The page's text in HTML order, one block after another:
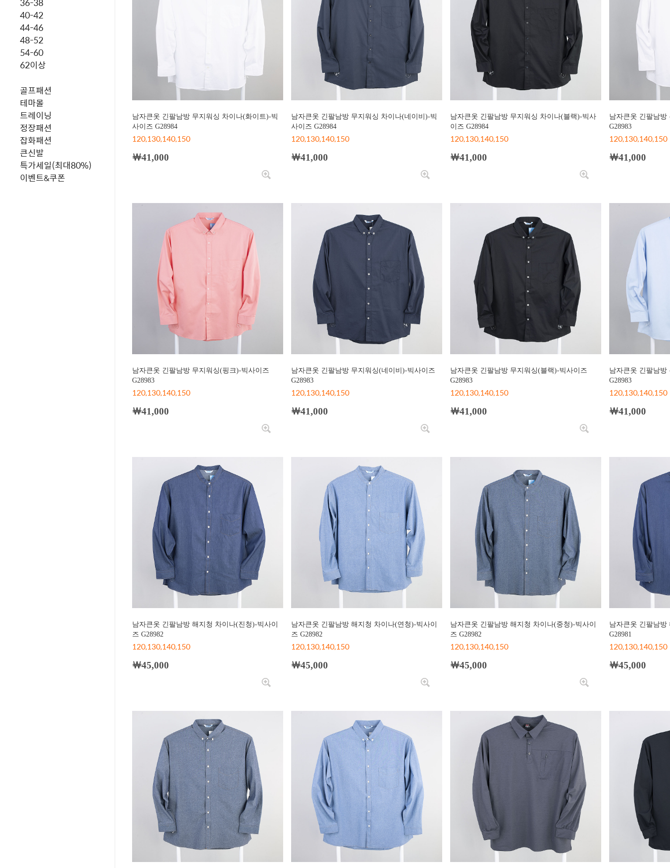
40-42
44-46
48-52
54-60
62이상
골프패션
테마몰
트레이닝
정장패션
잡화패션
큰신발
특가세일(최대80%)
이벤트&쿠폰
남자큰옷 긴팔남방 무지워싱 차이나(화이트)-빅
사이즈 G28984
120,130,140,150
￦41,000
남자큰옷 긴팔남방 무지워싱 차이나(네이비)-빅
사이즈 G28984
120,130,140,150
￦41,000
남자큰옷 긴팔남방 무지워싱 차이나(블랙)-빅사
이즈 G28984
120,130,140,150
￦41,000
남자큰옷 긴팔남방
G28983
120,130,140,150
￦41,000
남자큰옷 긴팔남방 무지워싱(핑크)-빅사이즈
G28983
120,130,140,150
￦41,000
남자큰옷 긴팔남방 무지워싱(네이비)-빅사이즈
G28983
120,130,140,150
￦41,000
남자큰옷 긴팔남방 무지워싱(블랙)-빅사이즈
G28983
120,130,140,150
￦41,000
남자큰옷 긴팔남방
G28983
120,130,140,150
￦41,000
남자큰옷 긴팔남방 해지청 차이나(진청)-빅사이
즈 G28982
120,130,140,150
￦45,000
남자큰옷 긴팔남방 해지청 차이나(연청)-빅사이
즈 G28982
120,130,140,150
￦45,000
남자큰옷 긴팔남방 해지청 차이나(중청)-빅사이
즈 G28982
120,130,140,150
￦45,000
남자큰옷 긴팔남방
G28981
120,130,140,150
￦45,000